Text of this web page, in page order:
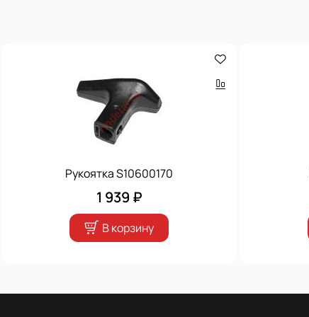
Рукоятка S10600170
1 939 ₽
В корзину